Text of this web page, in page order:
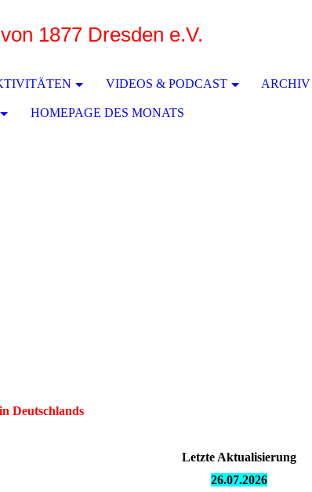
1877 Dresden e.V.
VIDEOS & PODCAST ARCHIV
HOMEPAGE DES MONATS
Deutschlands
Letzte Aktualisierung
26.07.2026